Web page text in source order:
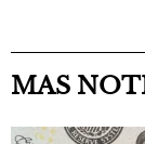
MAS